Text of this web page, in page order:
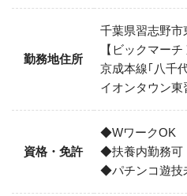
勤務地住所
千葉県習志野市
【ビックマーチ
京成本線｢八千
イオンタウン
資格・免許
◆WワークOK
◆扶養内勤務可
◆パチンコ遊技